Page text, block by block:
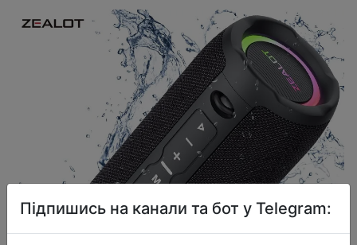
Підпишись на канали та бот у Telegram: